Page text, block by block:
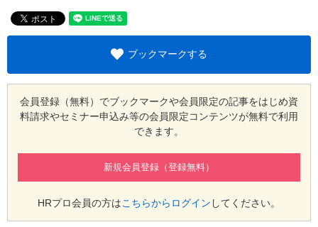
ブックマークする
会員登録（無料）でブックマークや会員限定の記事をはじめ資
料請求やセミナー申込み等の会員限定コンテンツが無料で利用
できます。
新規会員登録（登録無料）
HRプロ会員の方はこちらからログイン してください。